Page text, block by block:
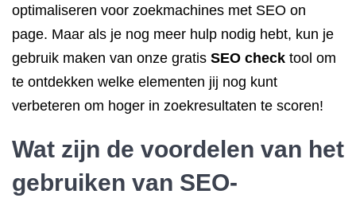
optimaliseren voor zoekmachines met SEO on
page. Maar als je nog meer hulp nodig hebt, kun je
gebruik maken van onze gratis SEO check tool om
te ontdekken welke elementen jij nog kunt
verbeteren om hoger in zoekresultaten te scoren!
Wat zijn de voordelen van het
gebruiken van SEO-